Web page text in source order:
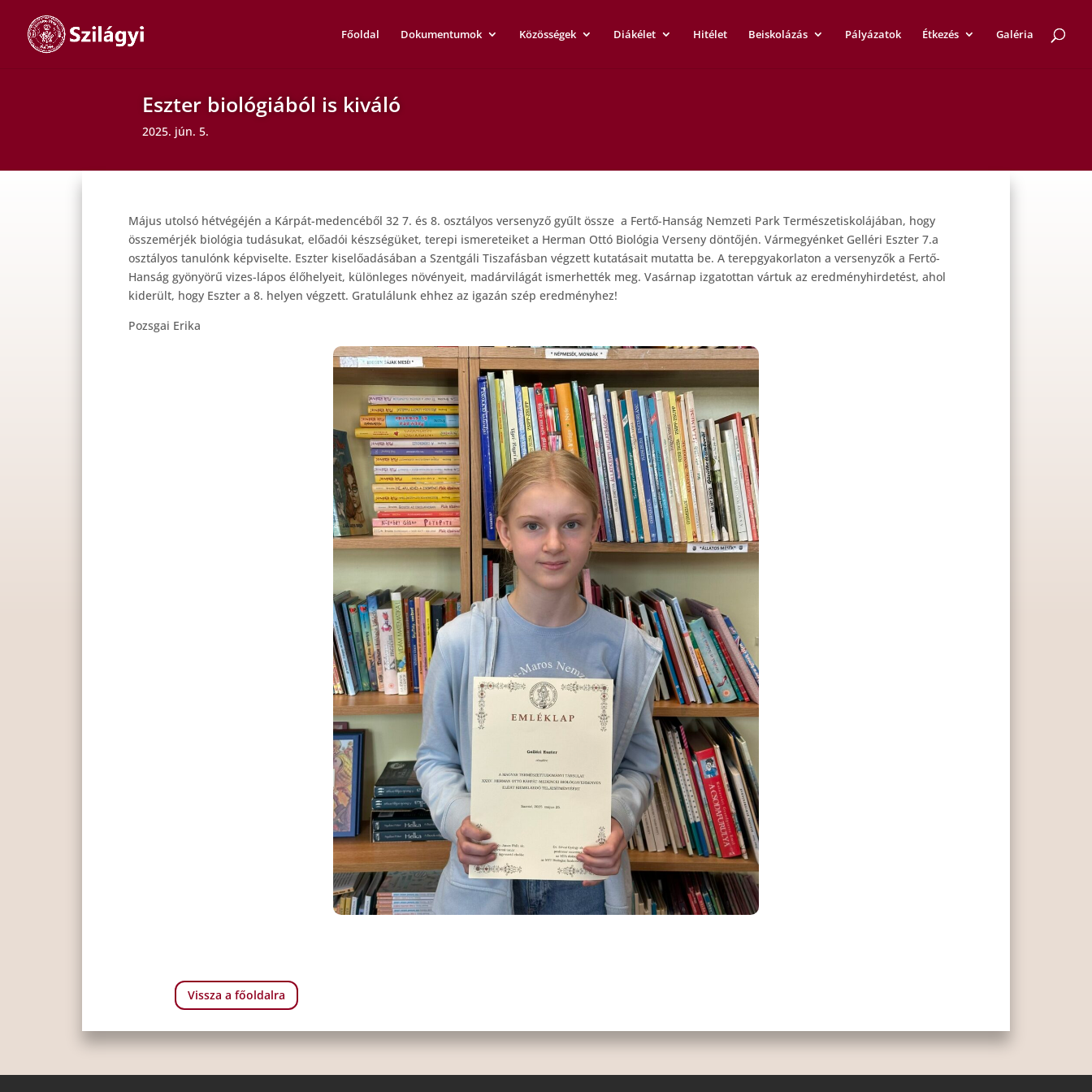
Főoldal Dokumentumok Közösségek Diákélet Hitélet Beiskolázás Pályázatok Étkezés Galéria
Eszter biológiából is kiváló
2025. jún. 5.
Május utolsó hétvégéjén a Kárpát-medencéből 32 7. és 8. osztályos versenyző gyűlt össze a Fertő-Hanság Nemzeti Park Természetiskolájában, hogy
összemérjék biológia tudásukat, előadói készségüket, terepi ismereteiket a Herman Ottó Biológia Verseny döntőjén. Vármegyénket Gelléri Eszter 7.a
osztályos tanulónk képviselte. Eszter kiselőadásában a Szentgáli Tiszafásban végzett kutatásait mutatta be. A terepgyakorlaton a versenyzők a Fertő-
Hanság gyönyörű vizes-lápos élőhelyeit, különleges növényeit, madárvilágát ismerhették meg. Vasárnap izgatottan vártuk az eredményhirdetést, ahol
kiderült, hogy Eszter a 8. helyen végzett. Gratulálunk ehhez az igazán szép eredményhez!
Pozsgai Erika
Vissza a főoldalra